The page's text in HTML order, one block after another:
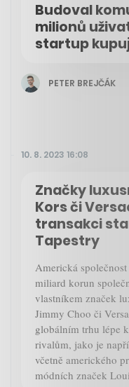
Budoval
milionů
startup
PETER BREJČÁK
10. 8. 2023 16:08
Značky
Kors či
transakci
Tapestry
Americká
miliard korun
vlastníkem značek
Jimmy Choo či
globálním trhu lépe
rivalům, jako je
včetně amerického
módních značek